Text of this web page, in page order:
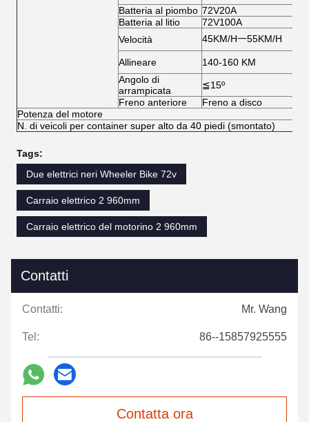
Batteria al piombo 72V20A
Batteria al litio
72V100A
Velocità
45KM/H一55KM/H
Allineare 140-160 KM
Angolo di
arrampicata
≦15º
Freno anteriore
Freno a disco
Potenza del motore
N. di veicoli per container super alto da 40 piedi (smontato)
Tags:
Due elettrici neri Wheeler Bike 72v
Carraio elettrico 2 960mm
Carraio elettrico del motorino 2 960mm
Contatti
Contatti: Mr. Wang
Tel: 86--15857925555
Contatta ora